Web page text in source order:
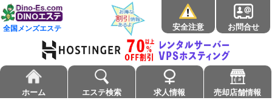
全国メンズエステ 安全注意 お問合せ
ホーム エステ検索 求人情報 売却店舗情報